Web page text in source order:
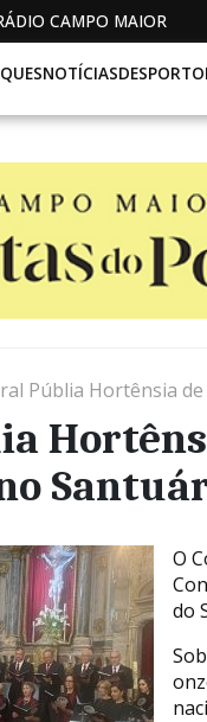
CAMPO MAIOR
NOTÍCIASDESPORTO
Públia Hortênsia
O
do